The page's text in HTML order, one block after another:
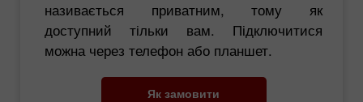
називається приватним, тому як
доступний тільки вам. Підключитися
можна через телефон або планшет.
Як замовити